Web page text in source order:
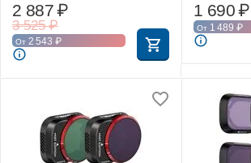
3 525 ₽
2 887₽
От 2 543 ₽
1 690₽
От 1 489 ₽